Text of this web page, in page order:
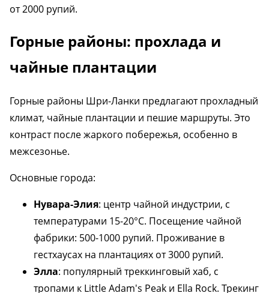
от 2000 рупий.
Горные районы: прохлада и
чайные плантации
Горные районы Шри-Ланки предлагают прохладный
климат, чайные плантации и пешие маршруты. Это
контраст после жаркого побережья, особенно в
межсезонье.
Основные города:
Нувара-Элия: центр чайной индустрии, с
температурами 15-20°C. Посещение чайной
фабрики: 500-1000 рупий. Проживание в
гестхаусах на плантациях от 3000 рупий.
Элла: популярный треккинговый хаб, с
тропами к Little Adam's Peak и Ella Rock. Трекинг